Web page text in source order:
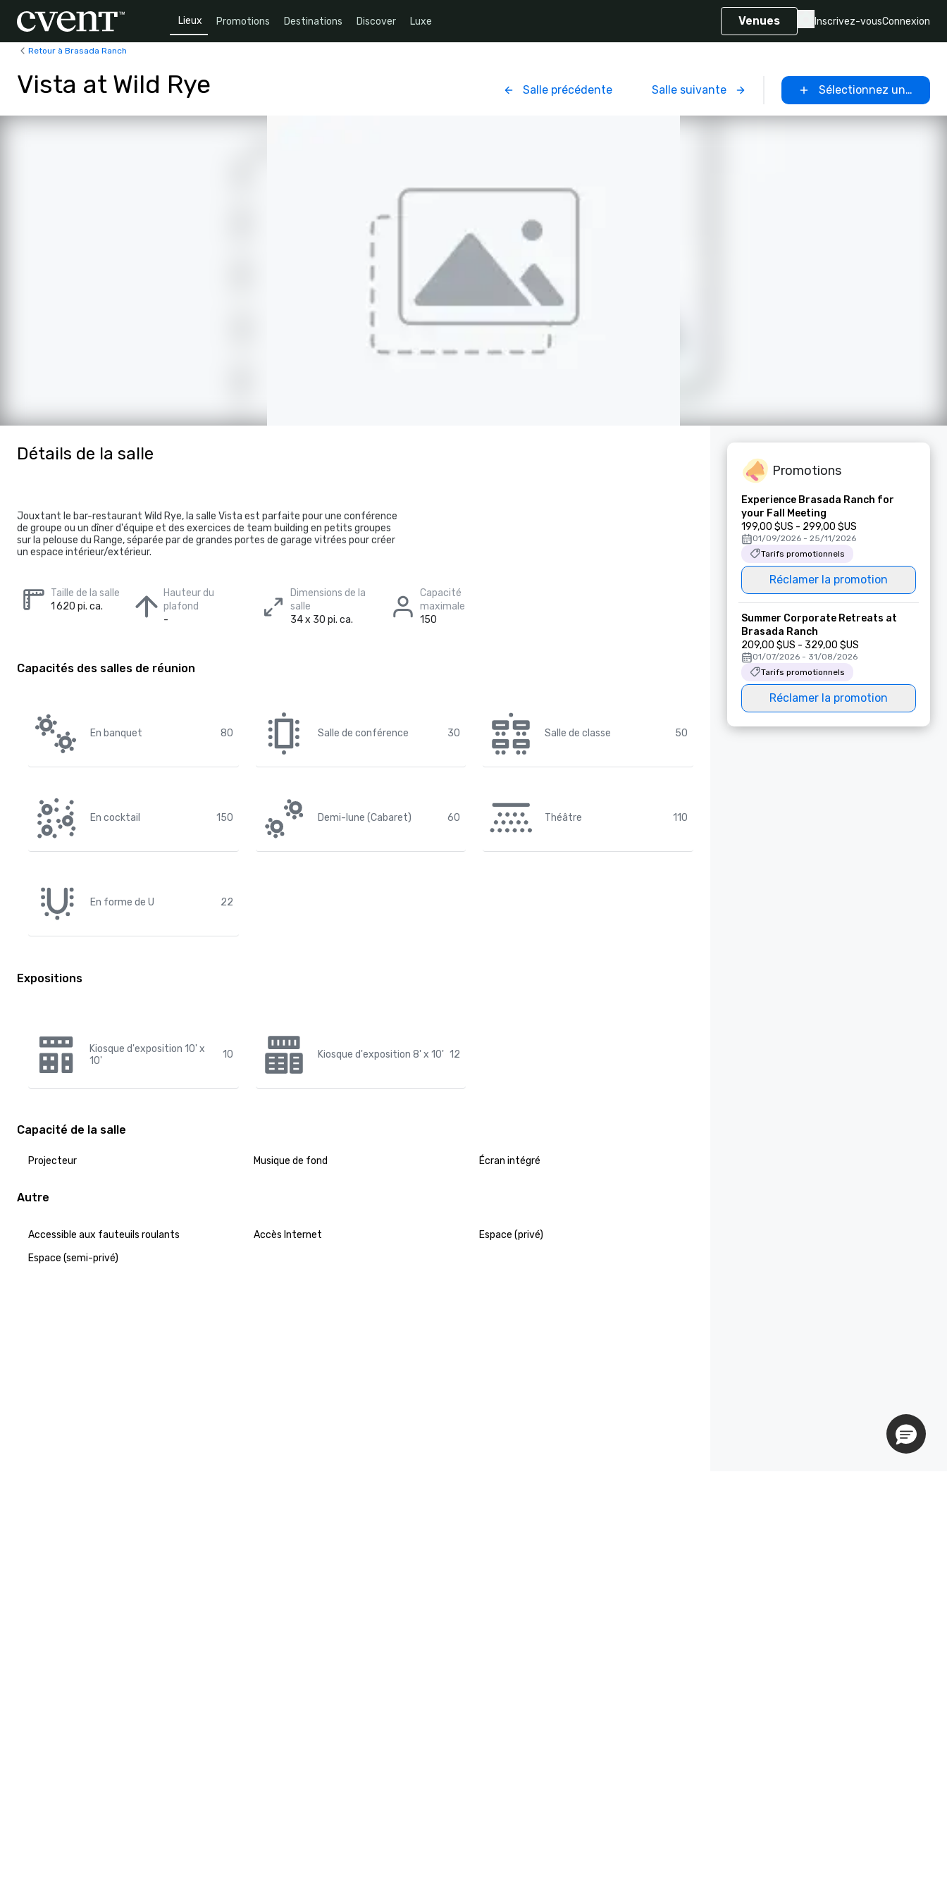
Lieux Promotions Destinations Discover Luxe Venues Inscrivez-vousConnexion
Retour à Brasada Ranch
Vista at Wild Rye Salle précédente Salle suivante Sélectionnez un lieu
Détails de la salle
Jouxtant le bar-restaurant Wild Rye, la salle Vista est parfaite pour une conférence
de groupe ou un dîner d'équipe et des exercices de team building en petits groupes
sur la pelouse du Range, séparée par de grandes portes de garage vitrées pour créer
un espace intérieur/extérieur.
Taille de la salle
1 620 pi. ca.
Hauteur du
plafond
-
Dimensions de la
salle
34 x 30 pi. ca.
Capacité
maximale
150
Capacités des salles de réunion
En banquet 80 Salle de conférence 30 Salle de classe 50
En cocktail 150 Demi-lune (Cabaret) 60 Théâtre 110
En forme de U 22
Expositions
Kiosque d'exposition 10' x
10'
10 Kiosque d'exposition 8' x 10' 12
Capacité de la salle
Projecteur Musique de fond Écran intégré
Autre
Accessible aux fauteuils roulants Accès Internet
Espace (privé)
Espace (semi-privé)
Promotions
Experience Brasada Ranch for
your Fall Meeting
199,00 $US - 299,00 $US
01/09/2026 - 25/11/2026
Tarifs promotionnels
Réclamer la promotion
Summer Corporate Retreats at
Brasada Ranch
209,00 $US - 329,00 $US
01/07/2026 - 31/08/2026
Tarifs promotionnels
Réclamer la promotion